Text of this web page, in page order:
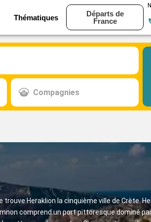
Thématiques
Départs de
France
Compagnies
Heraklion la cinquième ville de Crète.
comprend un port pittoresque dominé